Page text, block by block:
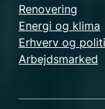
Renovering
Energi og klima
Erhverv og
Arbejdsmarked